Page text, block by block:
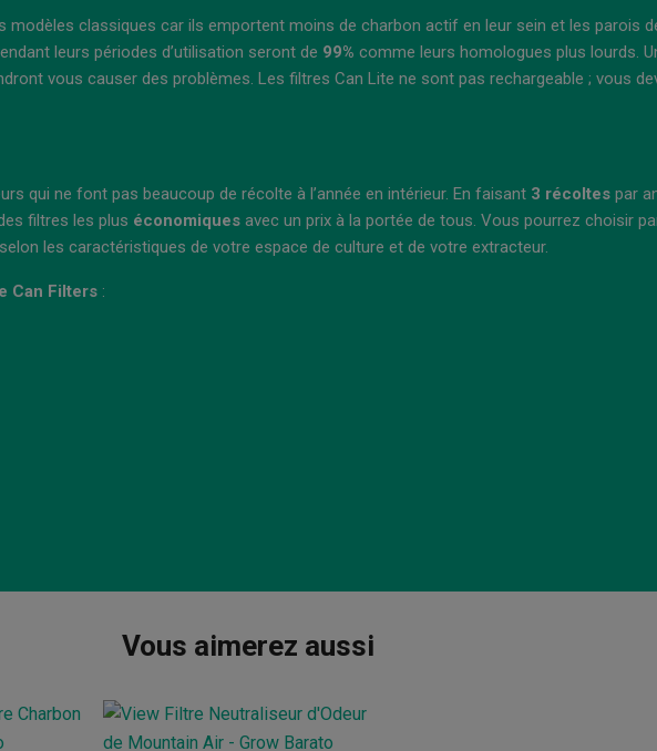
modèles classiques car ils emportent moins de charbon actif en leur sein et les parois
leurs périodes d’utilisation seront de 99% comme leurs homologues plus lourds.
vous causer des problèmes. Les filtres Can Lite ne sont pas rechargeable ; vous
qui ne font pas beaucoup de récolte à l’année en intérieur. En faisant 3 récoltes par
filtres les plus économiques avec un prix à la portée de tous. Vous pourrez choisir
les caractéristiques de votre espace de culture et de votre extracteur.
Can Filters :
Vous aimerez aussi